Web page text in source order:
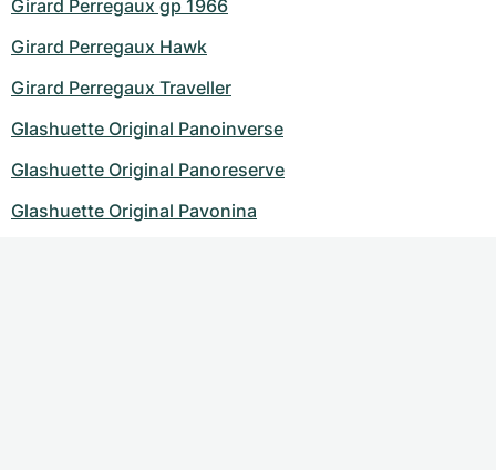
Girard Perregaux gp 1966
Girard Perregaux Hawk
Girard Perregaux Traveller
Glashuette Original Panoinverse
Glashuette Original Panoreserve
Glashuette Original Pavonina